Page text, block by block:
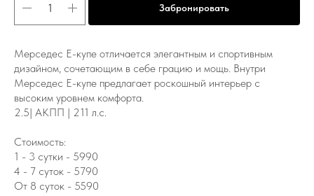
Забронировать
Мерседес Е-купе отличается элегантным и спортивным
дизайном, сочетающим в себе грацию и мощь. Внутри
Мерседес Е-купе предлагает роскошный интерьер с
высоким уровнем комфорта.
2.5| АКПП | 211 л.с.
Стоимость:
1 - 3 сутки - 5990
4 - 7 суток - 5790
От 8 суток - 5590